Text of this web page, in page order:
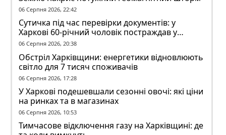
06 Серпня 2026, 22:42
Сутичка під час перевірки документів: у
Харкові 60-річний чоловік постраждав у
конфлікті з ТЦК
06 Серпня 2026, 20:38
Обстріл Харківщини: енергетики відновлюють
світло для 7 тисяч споживачів
06 Серпня 2026, 17:28
У Харкові подешевшали сезонні овочі: які ціни
на ринках та в магазинах
06 Серпня 2026, 10:53
Тимчасове відключення газу на Харківщині: де